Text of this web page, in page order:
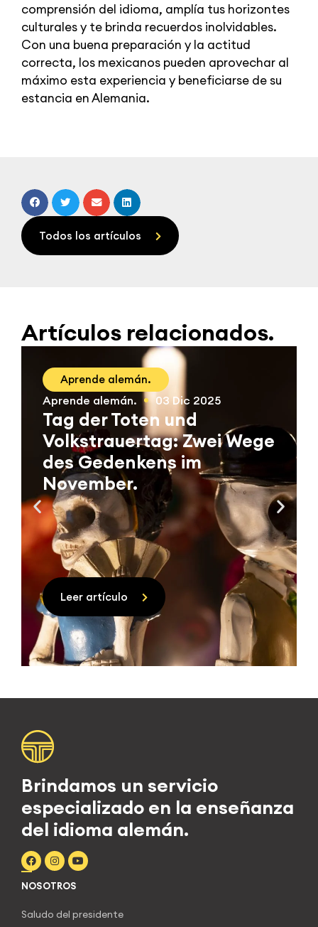
comprensión del idioma, amplía tus horizontes
culturales y te brinda recuerdos inolvidables.
Con una buena preparación y la actitud
correcta, los mexicanos pueden aprovechar al
máximo esta experiencia y beneficiarse de su
estancia en Alemania.
Todos los artículos
Artículos relacionados.
Aprende alemán.
Aprende alemán. 03 Dic 2025
Tag der Toten und
Volkstrauertag: Zwei Wege
des Gedenkens im
November.
Leer artículo
Brindamos un servicio
especializado en la enseñanza
del idioma alemán.
NOSOTROS
Saludo del presidente